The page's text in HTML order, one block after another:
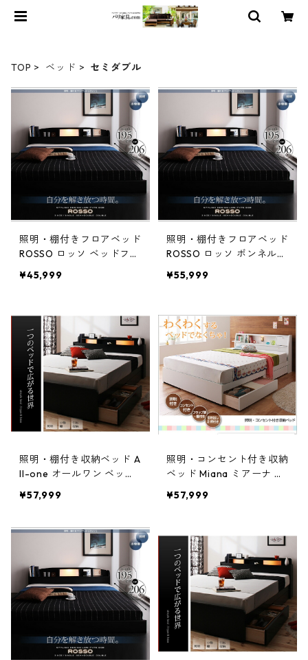
TOP ベッド セミダブル
照明・棚付きフロアベッド
ROSSO ロッソ ベッドフレ
ュラー丈
¥45,999
照明・棚付きフロアベッド
ROSSO ロッソ ボンネルコ
ダブル レギュラー丈
¥55,999
照明・棚付き収納ベッド A
ll-one オールワン ベッド
¥57,999
照明・コンセント付き収納
ベッド Miana ミアーナ ベ
ブル
¥57,999